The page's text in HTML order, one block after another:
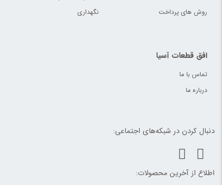
روش های پرداخت
نگهداری
افق قطعات آسیا
تماس با ما
درباره ما
دنبال کردن در شبکه‌های اجتماعی:
اطلاع از آخرین محصولات: